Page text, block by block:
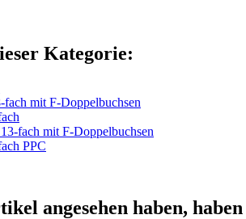
Kategorie:
mit F-Doppelbuchsen
fach mit F-Doppelbuchsen
PPC
angesehen haben, haben